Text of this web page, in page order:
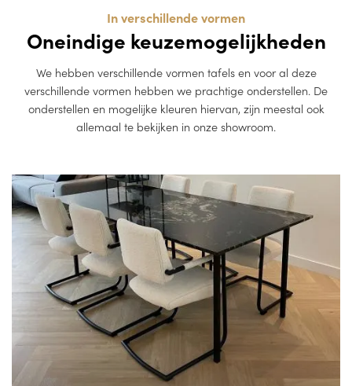
In verschillende vormen
Oneindige keuzemogelijkheden
We hebben verschillende vormen tafels en voor al deze
verschillende vormen hebben we prachtige onderstellen. De
onderstellen en mogelijke kleuren hiervan, zijn meestal ook
allemaal te bekijken in onze showroom.